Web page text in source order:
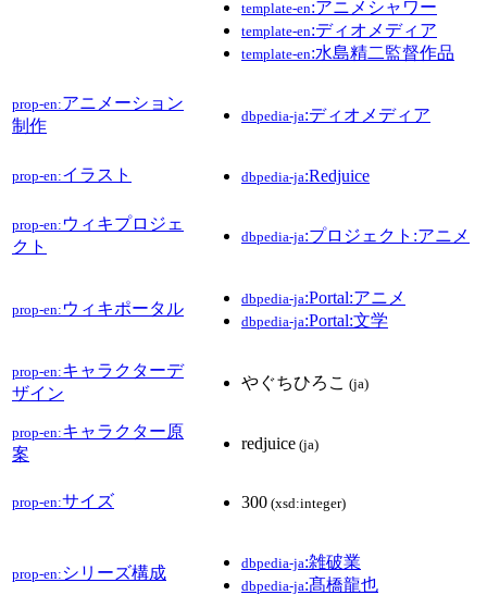
template-en:アニメシャワー
template-en:ディオメディア
template-en:水島精二監督作品
prop-en:アニメーション
制作
dbpedia-ja:ディオメディア
prop-en:イラスト dbpedia-ja:Redjuice
prop-en: ウィキプロジェ
クト
dbpedia-ja:プロジェクト:アニメ
prop-en: ウィキポータル
dbpedia-ja:Portal:アニメ
dbpedia-ja:Portal:文学
prop-en:キャラクターデ
ザイン
やぐちひろこ (ja)
prop-en:キャラクター原
案
redjuice (ja)
prop-en:サイズ 300 (xsd:integer)
prop-en: シリーズ構成
dbpedia-ja:雑破業
dbpedia-ja:髙橋龍也